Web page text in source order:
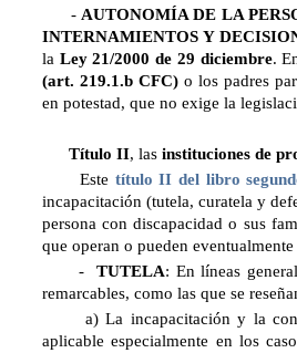
- AUTONOMÍA DE LA
INTERNAMIENTOS Y
la Ley 21/2000 de 29 diciembre.
(art. 219.1.b CFC) o los padres
en potestad, que no exige la
Título II, las instituciones de
Este título II del libro
incapacitación (tutela, curatela y
persona con discapacidad o sus
que operan o pueden
-TUTELA: En líneas
remarcables, como las que se
a) La incapacitación y la
aplicable especialmente en los